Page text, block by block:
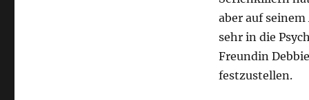
aber auf
sehr in die
Freundin
festzustellen.